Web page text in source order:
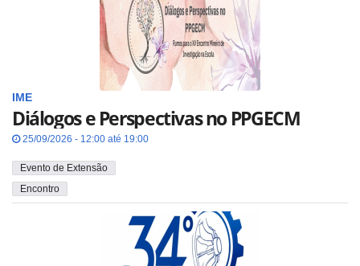
IME
Diálogos e Perspectivas no PPGECM
25/09/2026 - 12:00 até 19:00
Evento de Extensão
Encontro